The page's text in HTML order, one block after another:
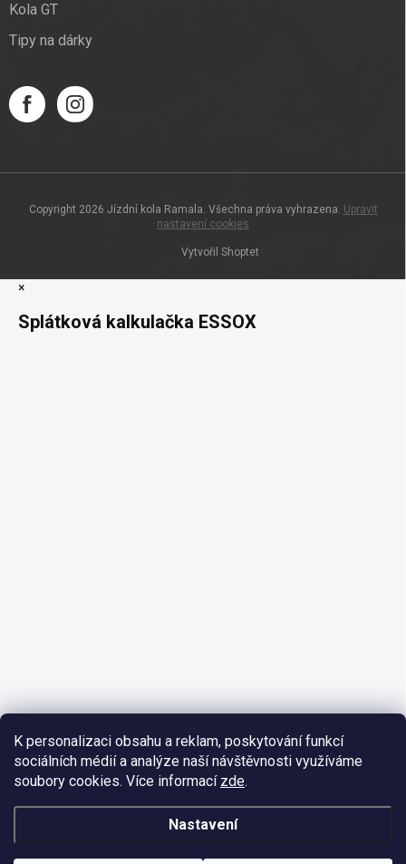
K personalizaci obsahu a reklam, poskytování funkcí
sociálních médií a analýze naší návštěvnosti využíváme
soubory cookies. Více informací zde.
Nastavení
Kola GT
Tipy na dárky
Vytvořil Shoptet
Copyright 2026 Jízdní kola Ramala. Všechna práva vyhrazena. Upravit
nastavení cookies
×
Splátková kalkulačka ESSOX